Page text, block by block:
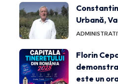
Urbană,
Florin
este un